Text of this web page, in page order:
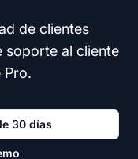
de clientes
soporte al cliente
Pro.
30 días